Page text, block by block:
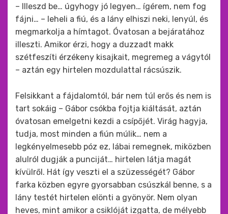
– Illeszd be… úgyhogy jó legyen… ígérem, nem fog
fájni… – leheli a fiú, és a lány elhiszi neki, lenyúl, és
megmarkolja a hímtagot. Óvatosan a bejáratához
illeszti. Amikor érzi, hogy a duzzadt makk
szétfeszíti érzékeny kisajkait, megremeg a vágytól
– aztán egy hirtelen mozdulattal rácsúszik.
Felsikkant a fájdalomtól, bár nem túl erős és nem is
tart sokáig – Gábor csókba fojtja kiáltását, aztán
óvatosan emelgetni kezdi a csípőjét. Virág hagyja,
tudja, most minden a fiún múlik… nem a
legkényelmesebb póz ez, lábai remegnek, miközben
alulról dugják a punciját… hirtelen látja magát
kívülről. Hát így veszti el a szüzességét? Gábor
farka közben egyre gyorsabban csúszkál benne, s a
lány testét hirtelen elönti a gyönyör. Nem olyan
heves, mint amikor a csiklóját izgatta, de mélyebb